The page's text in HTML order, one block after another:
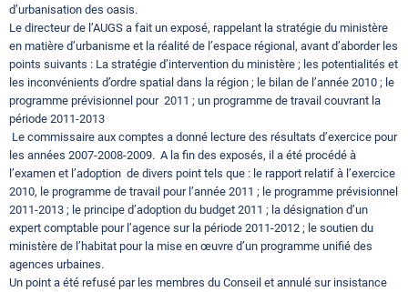
d’urbanisation des oasis.
Le directeur de l’AUGS a fait un exposé, rappelant la stratégie du ministère
en matière d’urbanisme et la réalité de l’espace régional, avant d’aborder les
points suivants : La stratégie d’intervention du ministère ; les potentialités et
les inconvénients d’ordre spatial dans la région ; le bilan de l’année 2010 ; le
programme prévisionnel pour 2011 ; un programme de travail couvrant la
période 2011-2013
Le commissaire aux comptes a donné lecture des résultats d’exercice pour
les années 2007-2008-2009. A la fin des exposés, il a été procédé à
l’examen et l’adoption de divers point tels que : le rapport relatif à l’exercice
2010, le programme de travail pour l’année 2011 ; le programme prévisionnel
2011-2013 ; le principe d’adoption du budget 2011 ; la désignation d’un
expert comptable pour l’agence sur la période 2011-2012 ; le soutien du
ministère de l’habitat pour la mise en œuvre d’un programme unifié des
agences urbaines.
Un point a été refusé par les membres du Conseil et annulé sur insistance